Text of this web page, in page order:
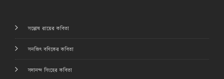
সন্তোষ রায়ের কবিতা
সনজিৎ বণিকের কবিতা
সদানন্দ সিংহের কবিতা